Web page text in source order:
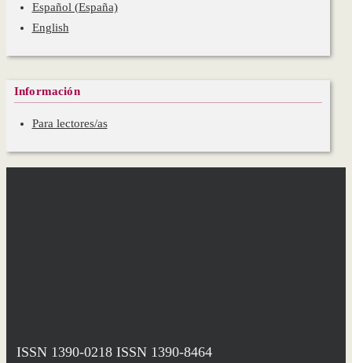
Español (España)
English
Información
Para lectores/as
ISSN 1390-0218 ISSN 1390-8464